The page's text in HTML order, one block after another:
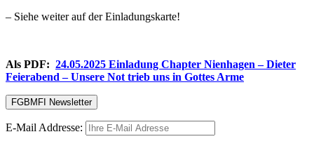
– Siehe weiter auf der Einladungskarte!
Als PDF: 24.05.2025 Einladung Chapter Nienhagen – Dieter
Feierabend – Unsere Not trieb uns in Gottes Arme
E-Mail Addresse: